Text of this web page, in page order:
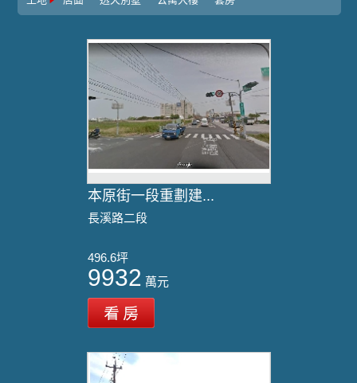
本原街一段重劃建...
長溪路二段
496.6坪
9932 萬元